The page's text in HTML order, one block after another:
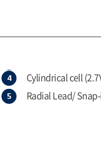
Cylindrical cell
Radial Lead/